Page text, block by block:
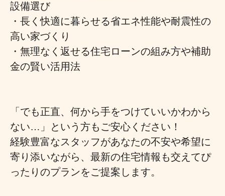
設備選び
・長く快適に暮らせる省エネ性能や耐震性の
高い家づくり
・無理なく返せる住宅ローンの組み方や補助
金の賢い活用法
「でも正直、何から手をつけていいかわから
ない…」という方もご安心ください！
経験豊富なスタッフがあなたの不安や希望に
寄り添いながら、最新の住宅情報も交えてぴ
ったりのプランをご提案します。